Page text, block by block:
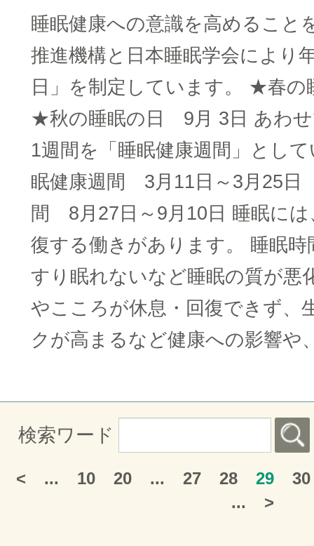
睡眠健康への意識を高めること
推進機構と日本睡眠学会により
日」を制定しています。 ★春
★秋の睡眠の日 9月 3日 あわせ
1週間を「睡眠健康週間」とし
眠健康週間 3月11日～3月25日
間 8月27日～9月10日 睡眠には
復する働きがあります。 睡眠
すり眠れないなど睡眠の質が悪
やこころが休息・回復できず、
クが高まるなど健康への影響や
検索ワード
< ... 10 20 ... 27 28 29
30
...
>